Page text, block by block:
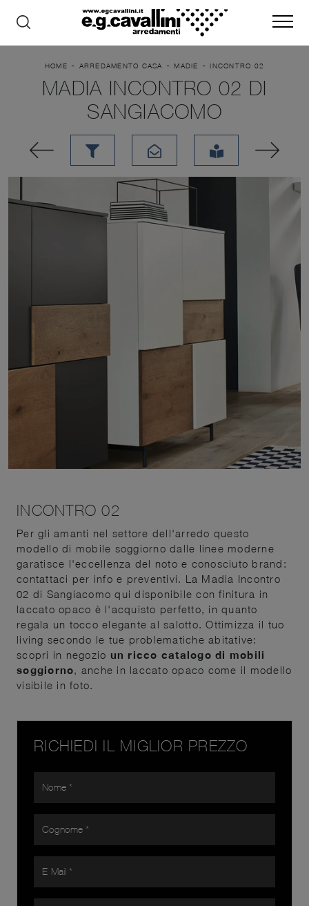
HOME - ARREDAMENTO CASA -MADIE -INCONTRO 02
MADIA INCONTRO 02 DI
SANGIACOMO
INCONTRO 02
Per gli amanti nel settore dell'arredo questo
modello di mobile soggiorno dalle linee moderne
garatisce l'eccellenza del noto e conosciuto brand:
contattaci per info e preventivi. La Madia Incontro
02 di Sangiacomo qui disponibile con finitura in
laccato opaco è l'acquisto perfetto, in quanto
regala un tocco elegante al salotto. Ottimizza il tuo
living secondo le tue problematiche abitative:
scopri in negozio un ricco catalogo di mobili
soggiorno, anche in laccato opaco come il modello
visibile in foto.
RICHIEDI IL MIGLIOR PREZZO